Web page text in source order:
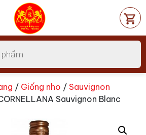
/ Giống nho / Sauvignon
Sauvignon Blanc